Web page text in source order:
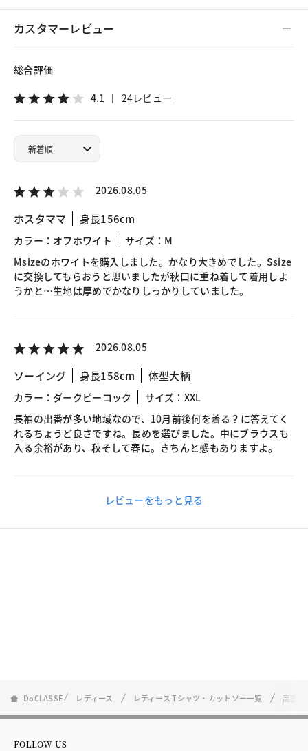
カスタマーレビュー
総合評価
4.1 24レビュー
2026.08.05
ホスタママ 身長156cm
カラー：オフホワイト
サイズ：M
Msizeのホワイトを購入しました。かなり大きめでした。Ssize
に交換してもらおうと思いましたが秋口に重ね着して着用しよ
うかと…生地は厚めでかなりしっかりしていました。
2026.08.05
ソーイング 身長158cm 体型大柄
カラー：ダークピーコック
サイズ：XXL
長袖の出番が多い地域なので、10月前後何を着る？に答えてく
れるちょうど良さですね。長めを選びました。中にブラウスも
入る余裕があり、秋そして春に。きちんと感もありますよ。
レビューをもっと見る
DoCLASSE レディース レディース Tシャツ・カットソー一覧 高密
FOLLOW US